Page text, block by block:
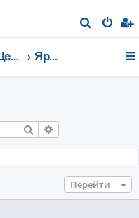
о
Центральный федеральный округ Ярославская область
Поиск
Перейти